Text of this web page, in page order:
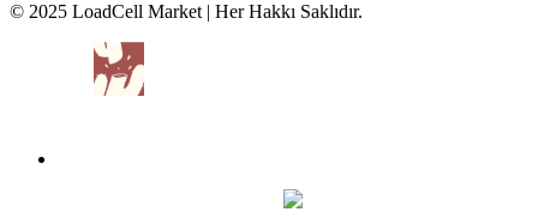
© 2025 LoadCell Market | Her Hakkı Saklıdır.